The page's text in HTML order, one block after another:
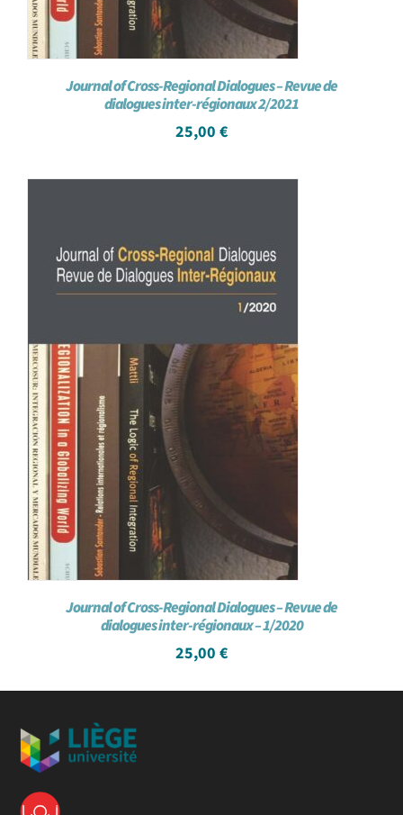
Journal of Cross-Regional Dialogues – Revue de
dialogues inter-régionaux 2/2021
25,00 €
Journal of Cross-Regional Dialogues – Revue de
dialogues inter-régionaux – 1/2020
25,00 €